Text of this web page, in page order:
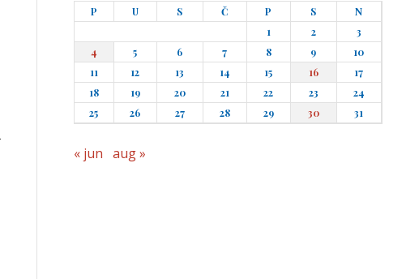
P U S Č P S
N
1
2
3
4
5 6 7 8 9
10
11
12 13 14 15 16
17
18
19 20 21 22 23
24
25
26 27 28 29 30 31
« jun aug »